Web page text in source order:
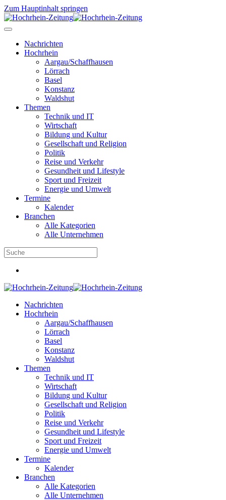
Zum Hauptinhalt springen
Nachrichten
Hochrhein
Aargau/Schaffhausen
Lörrach
Basel
Konstanz
Waldshut
Themen
Technik und IT
Wirtschaft
Bildung und Kultur
Gesellschaft und Religion
Politik
Reise und Verkehr
Gesundheit und Lifestyle
Sport und Freizeit
Energie und Umwelt
Termine
Kalender
Branchen
Alle Kategorien
Alle Unternehmen
Nachrichten
Hochrhein
Aargau/Schaffhausen
Lörrach
Basel
Konstanz
Waldshut
Themen
Technik und IT
Wirtschaft
Bildung und Kultur
Gesellschaft und Religion
Politik
Reise und Verkehr
Gesundheit und Lifestyle
Sport und Freizeit
Energie und Umwelt
Termine
Kalender
Branchen
Alle Kategorien
Alle Unternehmen